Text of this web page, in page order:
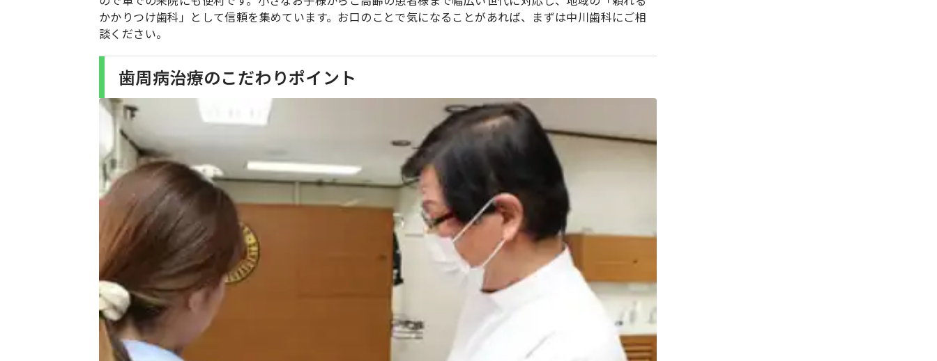
かかりつけ歯科」として信頼を集めています。お口のことで気になることがあれば、まずは中川歯科にご相
談ください。
歯周病治療のこだわりポイント